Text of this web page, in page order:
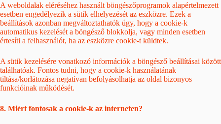
A weboldalak eléréséhez használt böngészőprogramok alapértelmezett
esetben engedélyezik a sütik elhelyezését az eszközre. Ezek a
beállítások azonban megváltoztathatók úgy, hogy a cookie-k
automatikus kezelését a böngésző blokkolja, vagy minden esetben
értesíti a felhasználót, ha az eszközre cookie-t küldtek.
A sütik kezelésére vonatkozó információk a böngésző beállításai között
találhatóak. Fontos tudni, hogy a cookie-k használatának
tiltása/korlátozása negatívan befolyásolhatja az oldal bizonyos
funkcióinak működését.
8. Miért fontosak a cookie-k az interneten?